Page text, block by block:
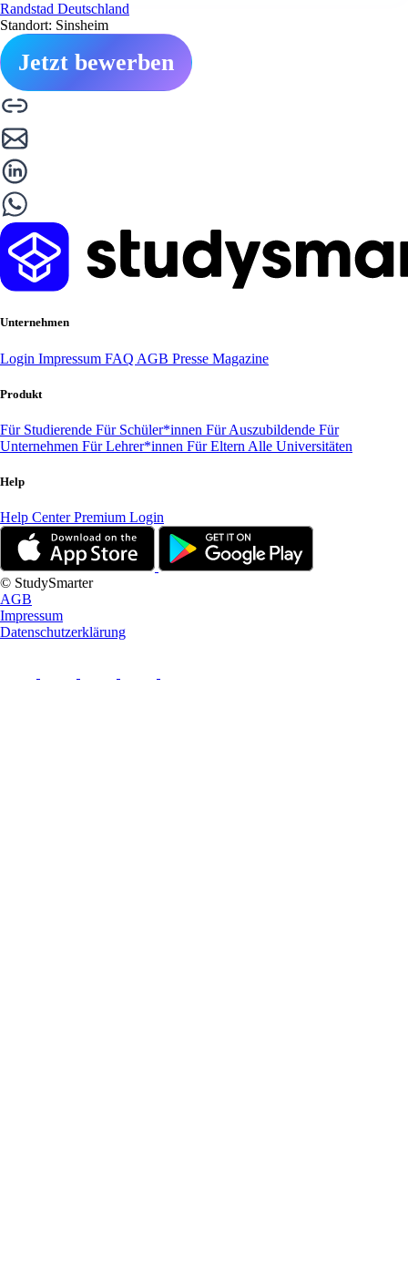
Randstad Deutschland
Standort: Sinsheim
Jetzt bewerben
Unternehmen
Login Impressum FAQ AGB Presse Magazine
Produkt
Für Studierende Für Schüler*innen Für Auszubildende Für
Unternehmen Für Lehrer*innen Für Eltern Alle Universitäten
Help
Help CenterPremium Login
© StudySmarter
AGB
Impressum
Datenschutzerklärung